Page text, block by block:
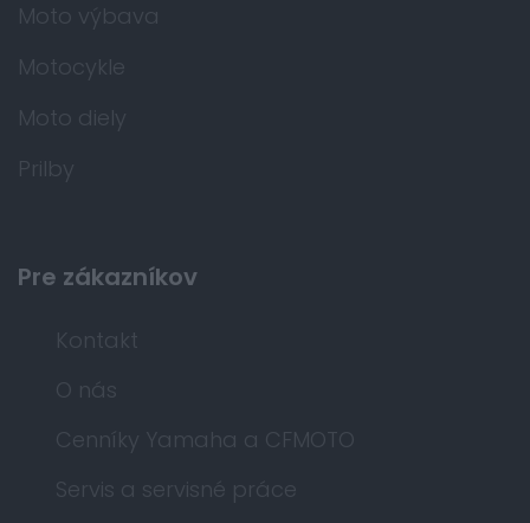
Moto výbava
Motocykle
Moto diely
Prilby
Pre zákazníkov
Kontakt
O nás
Cenníky Yamaha a CFMOTO
Servis a servisné práce